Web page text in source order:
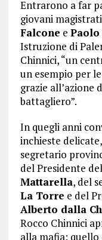
Entrarono a far
giovani
Falcone e
Istruzione di
Chinnici, “un
un esempio per
grazie all’azione
battagliero”.
In quegli anni
inchieste
segretario
del Presidente
Mattarella, del
La Torre e del
Alberto dalla
Rocco Chinnici
alla mafia: